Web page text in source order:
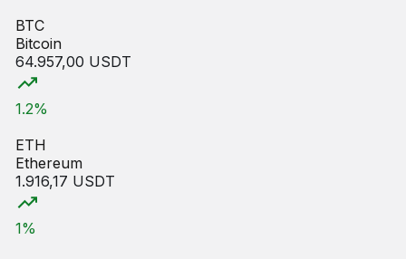
0.69%
JPY/TRY
0,00 TL
CNY/TRY
7,08 TL
0.29%
BTC
Bitcoin
64.957,00 USDT
1.2%
ETH
Ethereum
1.916,17 USDT
1%